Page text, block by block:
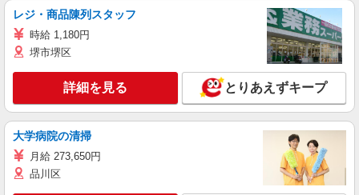
レジ・商品陳列スタッフ
時給 1,180円
堺市堺区
詳細を見る とりあえずキープ
大学病院の清掃
月給 273,650円
品川区